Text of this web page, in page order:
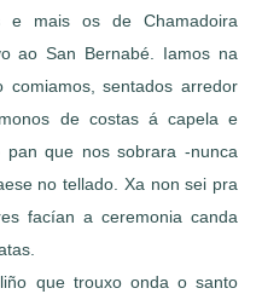
e mais os de Chamadoira
ao San Bernabé. Iamos na
sentados arredor
de costas á capela e
que nos sobrara -nunca
no tellado. Xa non sei pra
facían a ceremonia canda
que trouxo onda o santo